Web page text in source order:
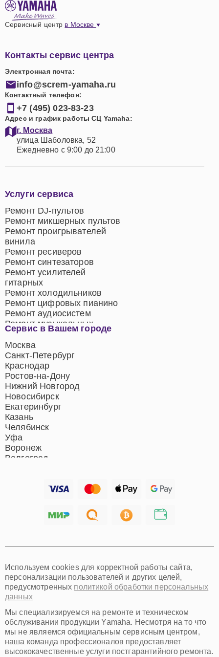
Сервисный центр в Москве
Контакты сервис центра
Электронная почта:
info@screm-yamaha.ru
Контактный телефон:
+7 (495) 023-83-23
Адрес и график работы СЦ Yamaha:
г. Москва
улица Шаболовка, 52
Ежедневно с 9:00 до 21:00
Сервис в Вашем городе
Москва
Санкт-Петербург
Краснодар
Ростов-на-Дону
Нижний Новгород
Новосибирск
Екатеринбург
Казань
Челябинск
Уфа
Воронеж
Волгоград
Хабаровск
Омск
Красноярск
Пермь
Ульяновск
Киров
Архангельск
Астрахань
Белгород
Благовещенск
Услуги сервиса
Ремонт DJ-пультов
Ремонт микшерных пультов
Ремонт проигрывателей
винила
Ремонт ресиверов
Ремонт синтезаторов
Ремонт усилителей
гитарных
Ремонт холодильников
Ремонт цифровых пианино
Ремонт аудиосистем
Ремонт музыкальных
центров
Ремонт домашних
кинотеатров
Ремонт микрофонов
Ремонт акустических
систем
Используем cookies для корректной работы сайта,
персонализации пользователей и других целей,
предусмотренных политикой обработки персональных
данных
Мы специализируемся на ремонте и техническом
обслуживании продукции Yamaha. Несмотря на то что
мы не являемся официальным сервисным центром,
наша команда профессионалов предоставляет
высококачественные услуги постгарантийного ремонта.